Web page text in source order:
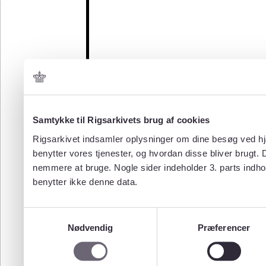
Samtykke til Rigsarkivets brug af cookies
Rigsarkivet indsamler oplysninger om dine besøg ved
benytter vores tjenester, og hvordan disse bliver
nemmere at bruge. Nogle sider indeholder 3. parts
benytter ikke denne data.
Nødvendig
Præferencer